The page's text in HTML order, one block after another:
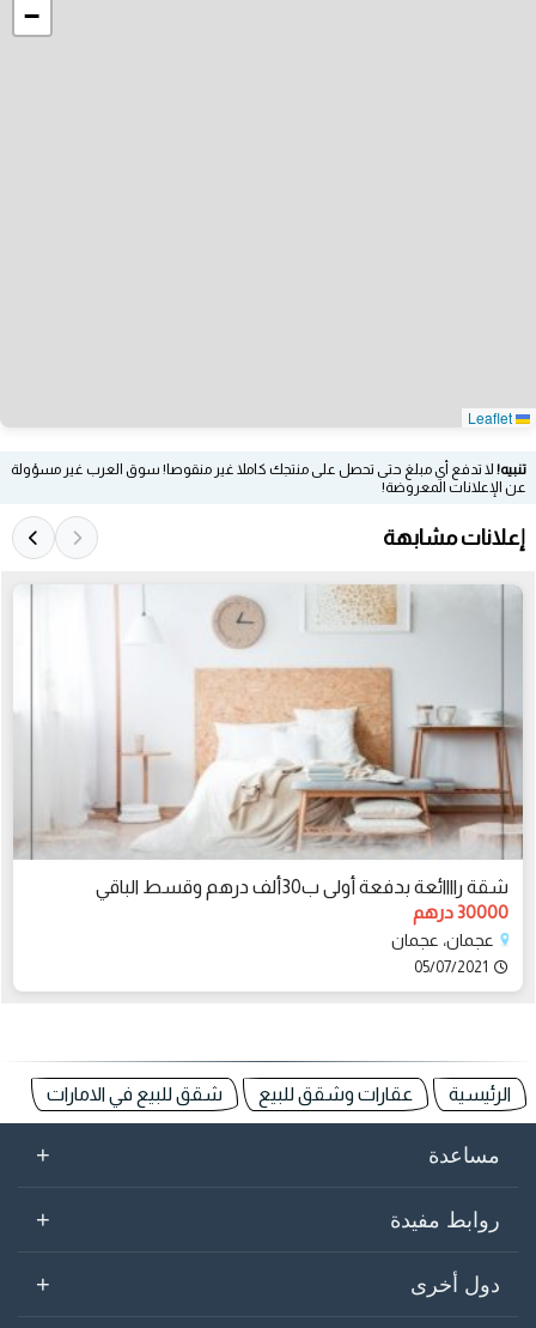
−
تنبيه! لا تدفع أي مبلغ حتى تحصل على منتجك كاملا غير منقوصا! سوق العرب غير مسؤولة
عن الإعلانات المعروضة!
إعلانات مشابهة
شقة راااائعة بدفعة أولى ب30ألف درهم وقسط الباقي
30000 درهم
عجمان، عجمان
05/07/2021
الرئيسية عقارات وشقق للبيع شقق للبيع في الامارات
مساعدة +
روابط مفيدة +
دول أخرى +